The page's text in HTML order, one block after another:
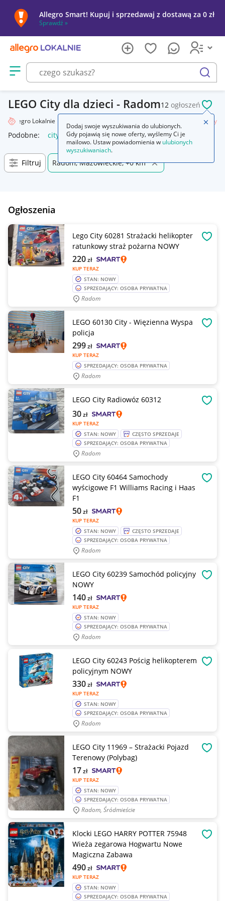
Allegro Smart! Kupuj i sprzedawaj z dostawą za 0 zł
Sprawdź »
Otwórz menu z kategoriami
szukaj
LEGO City dla dzieci - Radom12 ogłoszeń
Allegro Lokalnie City
Podobne: city lego city lego city policja lego city pociąg
Filtruj Radom, Mazowieckie, +0 km
Ogłoszenia
Lego City 60281 Strażacki helikopter
ratunkowy straż pożarna NOWY
KUP TERAZ
220zł
STAN: NOWY
SPRZEDAJĄCY: OSOBA PRYWATNA
Radom
LEGO 60130 City - Więzienna Wyspa
policja
KUP TERAZ
299zł
SPRZEDAJĄCY: OSOBA PRYWATNA
Radom
LEGO City Radiowóz 60312
KUP TERAZ
30zł
STAN: NOWY
CZĘSTO SPRZEDAJE
SPRZEDAJĄCY: OSOBA PRYWATNA
Radom
LEGO City 60464 Samochody
wyścigowe F1 Williams Racing i Haas
F1
KUP TERAZ
50zł
STAN: NOWY
CZĘSTO SPRZEDAJE
SPRZEDAJĄCY: OSOBA PRYWATNA
Radom
LEGO City 60239 Samochód policyjny
NOWY
KUP TERAZ
140zł
STAN: NOWY
SPRZEDAJĄCY: OSOBA PRYWATNA
Radom
LEGO City 60243 Pościg helikopterem
policyjnym NOWY
KUP TERAZ
330zł
STAN: NOWY
SPRZEDAJĄCY: OSOBA PRYWATNA
Radom
LEGO City 11969 – Strażacki Pojazd
Terenowy (Polybag)
KUP TERAZ
17zł
STAN: NOWY
SPRZEDAJĄCY: OSOBA PRYWATNA
Radom, Śródmieście
Klocki LEGO HARRY POTTER 75948
Wieża zegarowa Hogwartu Nowe
Magiczna Zabawa
KUP TERAZ
490zł
STAN: NOWY
SPRZEDAJĄCY: OSOBA PRYWATNA
Dodaj swoje wyszukiwania do ulubionych.
Gdy pojawią się nowe oferty, wyślemy Ci je
mailowo. Ustaw powiadomienia w ulubionych
wyszukiwaniach.